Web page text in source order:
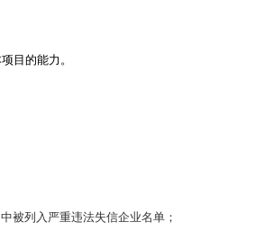
目的能力。
中被列入严重违法失信企业名单；